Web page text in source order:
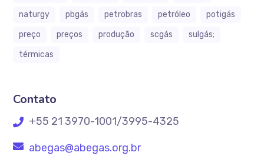
naturgy
pbgás petrobras petróleo
potigás
preço
preços produção scgás
sulgás;
térmicas
Contato
+55 21 3970-1001/3995-4325
abegas@abegas.org.br